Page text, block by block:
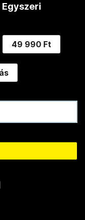
Egyszeri
49 990 Ft